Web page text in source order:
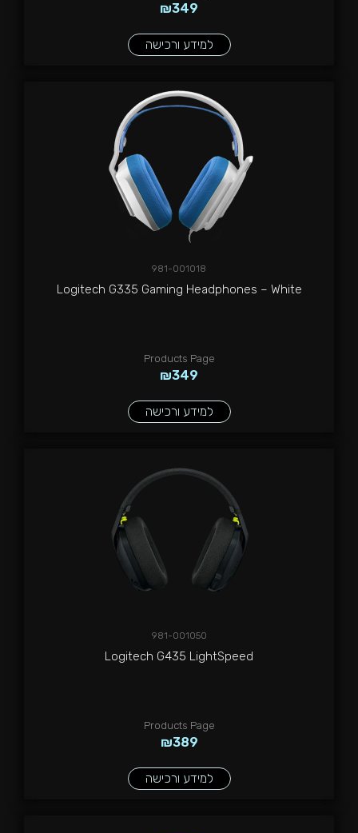
₪349
למידע ורכישה
981-001018
Logitech G335 Gaming Headphones – White
₪349
Products Page
למידע ורכישה
981-001050
Logitech G435 LightSpeed
₪389
Products Page
למידע ורכישה